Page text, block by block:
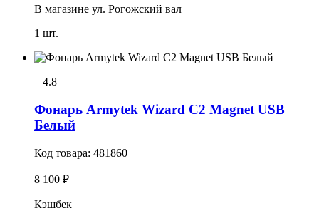
В магазине ул. Рогожский вал
1 шт.
4.8
Фонарь Armytek Wizard C2 Magnet USB
Белый
Код товара: 481860
8 100 ₽
Кэшбек